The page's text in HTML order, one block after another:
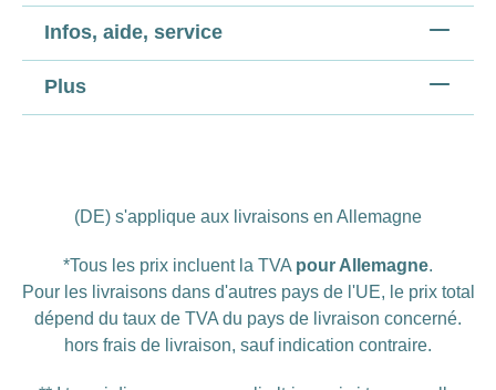
Infos, aide, service
Plus
(DE) s'applique aux livraisons en Allemagne
*Tous les prix incluent la TVA pour Allemagne.
Pour les livraisons dans d'autres pays de l'UE, le prix total
dépend du taux de TVA du pays de livraison concerné.
hors frais de livraison, sauf indication contraire.